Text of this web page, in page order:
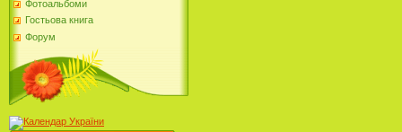
Фотоальбоми
Гостьова книга
Форум